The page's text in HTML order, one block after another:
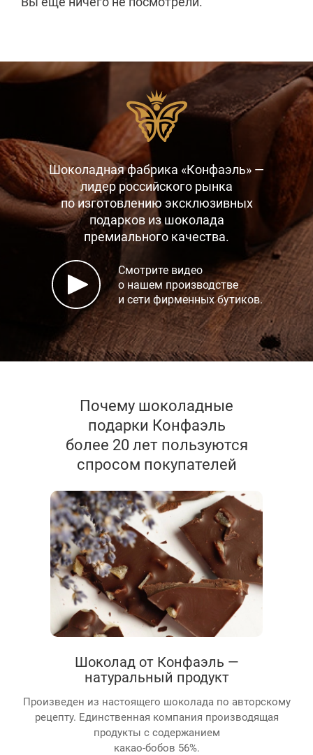
Шоколадная фабрика «Конфаэль» —
лидер российского рынка
по изготовлению эксклюзивных
подарков из шоколада
премиального качества.
Смотрите видео
о нашем производстве
и сети фирменных бутиков.
Почему шоколадные
подарки Конфаэль
более 20 лет пользуются
спросом покупателей
Шоколад от Конфаэль —
натуральный продукт
Произведен из настоящего шоколада по авторскому
рецепту. Единственная компания производящая
продукты с содержанием
какао-бобов 56%.